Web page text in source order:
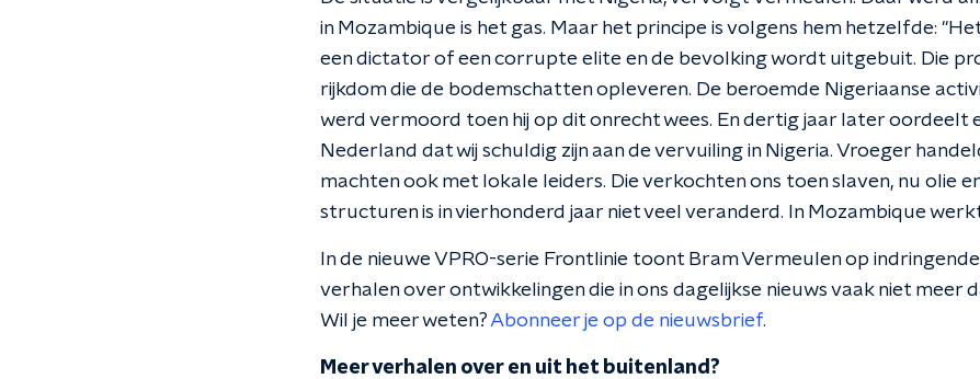
in Mozambique is het gas. Maar het principe is volgens hem hetzelfde:
een dictator of een corrupte elite en de bevolking wordt uitgebuit. Die
rijkdom die de bodemschatten opleveren. De beroemde Nigeriaanse
werd vermoord toen hij op dit onrecht wees. En dertig jaar later oordeelt
Nederland dat wij schuldig zijn aan de vervuiling in Nigeria. Vroeger
machten ook met lokale leiders. Die verkochten ons toen slaven, nu olie
structuren is in vierhonderd jaar niet veel veranderd. In Mozambique
Inde nieuwe VPRO-serie Frontlinie toont Bram Vermeulen op
verhalen over ontwikkelingen die in ons dagelijkse nieuws vaak niet meer
Wil je meer weten?Abonneer je op de nieuwsbrief.
Meer verhalen over en uit het buitenland?